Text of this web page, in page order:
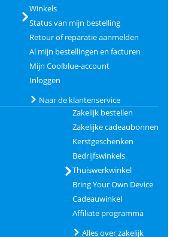
Winkels
Status van mijn bestelling
Retour of reparatie aanmelden
Al mijn bestellingen en facturen
Mijn Coolblue-account
Inloggen
Naar de klantenservice
Zakelijk bestellen
Zakelijke cadeaubonnen
Kerstgeschenken
Bedrijfswinkels
Thuiswerkwinkel
Bring Your Own Device
Cadeauwinkel
Affiliate programma
Alles over zakelijk